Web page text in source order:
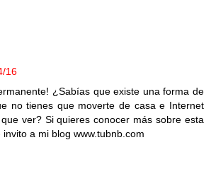
16
¿Sabías que existe una forma de
no tienes que moverte de casa e Internet
ver? Si quieres conocer más sobre esta
a mi blog www.tubnb.com